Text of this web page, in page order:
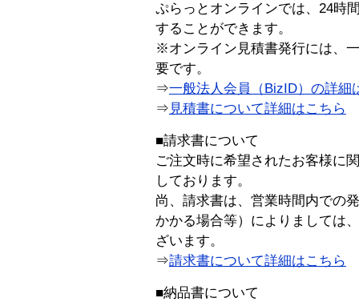
ぷらっとオンラインでは、24時
することができます。
※オンライン見積書発行には、
要です。
⇒一般法人会員（BizID）の詳細
⇒ 見積書について詳細はこちら
■請求書について
ご注文時に希望されたお客様に
しております。
尚、請求書は、営業時間内での
かかる場合等）によりましては
ざいます。
⇒請求書について詳細はこちら
■納品書について